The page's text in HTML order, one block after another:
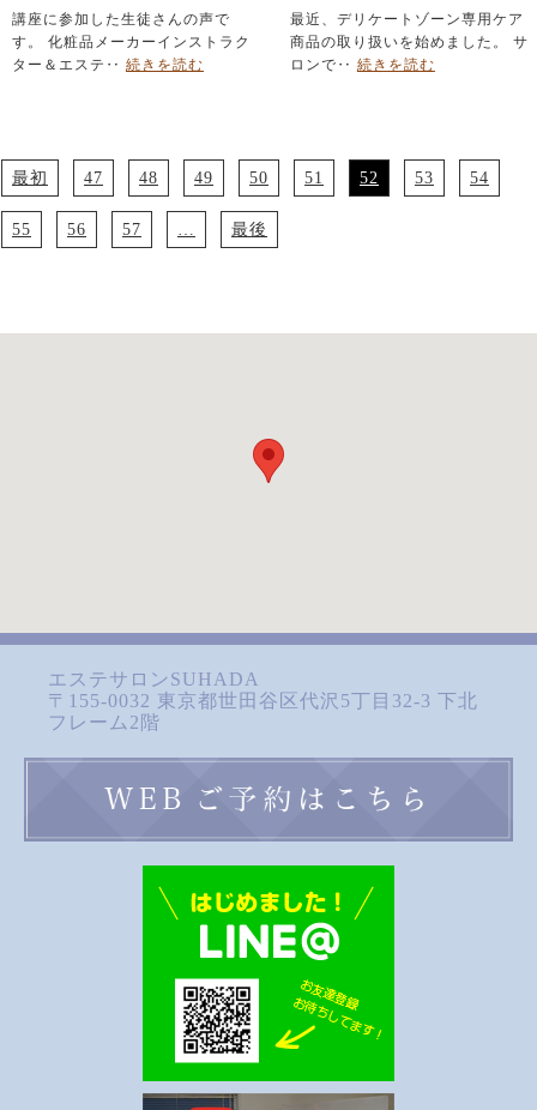
講座に参加した生徒さんの声で
す。 化粧品メーカーインストラク
ター＆エステ‥ 続きを読む
最近、デリケートゾーン専用ケア
商品の取り扱いを始めました。 サ
ロンで‥ 続きを読む
最初 47 48 49 50 51 52 53 54
55 56 57 … 最後
エステサロンSUHADA
〒155-0032 東京都世田谷区代沢5丁目32-3 下北
フレーム2階